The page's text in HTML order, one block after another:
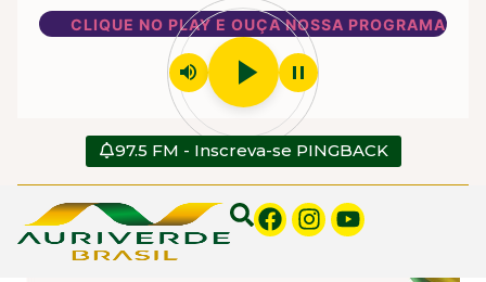
CLIQUE NO PLAY E OUÇA NOSSA PROGRAMAÇÃO
volume_up play_arrow pause
97.5 FM - Inscreva-se PINGBACK